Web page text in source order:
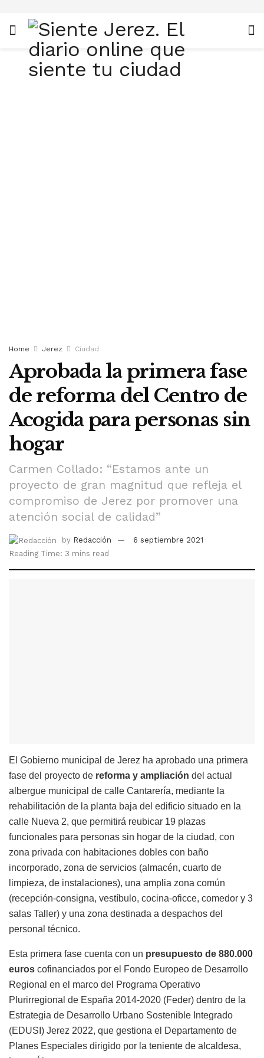
Home Jerez Ciudad
Aprobada la primera fase
de reforma del Centro de
Acogida para personas sin
hogar
Carmen Collado: “Estamos ante un
proyecto de gran magnitud que refleja el
compromiso de Jerez por promover una
atención social de calidad”
by Redacción
6 septiembre 2021
Reading Time: 3 mins read
El Gobierno municipal de Jerez ha aprobado una primera
fase del proyecto de reforma y ampliación del actual
albergue municipal de calle Cantarería, mediante la
rehabilitación de la planta baja del edificio situado en la
calle Nueva 2, que permitirá reubicar 19 plazas
funcionales para personas sin hogar de la ciudad, con
zona privada con habitaciones dobles con baño
incorporado, zona de servicios (almacén, cuarto de
limpieza, de instalaciones), una amplia zona común
(recepción-consigna, vestíbulo, cocina-oficce, comedor y 3
salas Taller) y una zona destinada a despachos del
personal técnico.
Esta primera fase cuenta con un presupuesto de 880.000
euros cofinanciados por el Fondo Europeo de Desarrollo
Regional en el marco del Programa Operativo
Plurirregional de España 2014-2020 (Feder) dentro de la
Estrategia de Desarrollo Urbano Sostenible Integrado
(EDUSI) Jerez 2022, que gestiona el Departamento de
Planes Especiales dirigido por la teniente de alcaldesa,